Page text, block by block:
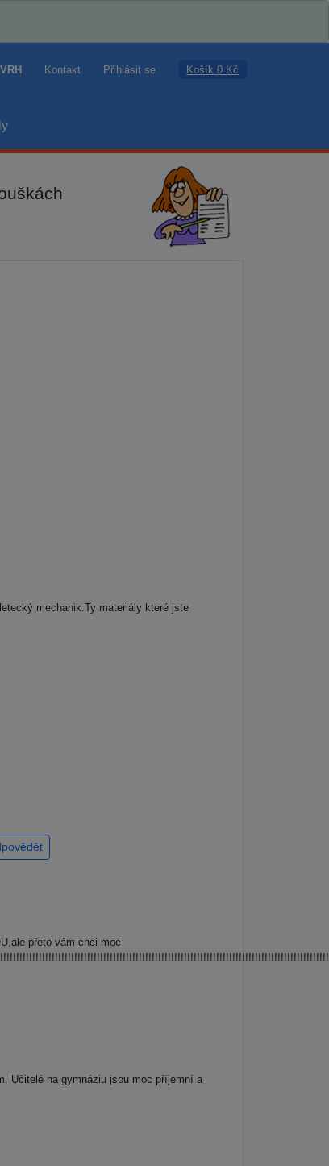
Kontakt Přihlásit se Košík 0 Kč
mechanik.Ty materiály které jste
přeto vám chci moc
Učitelé na gymnáziu jsou moc příjemní a